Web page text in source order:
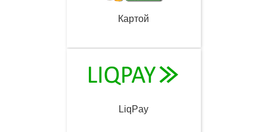
Картой
LiqPay